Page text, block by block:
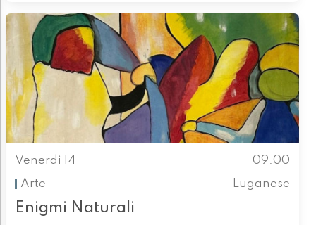
Venerdì 14
09.00
Arte
Luganese
Enigmi Naturali